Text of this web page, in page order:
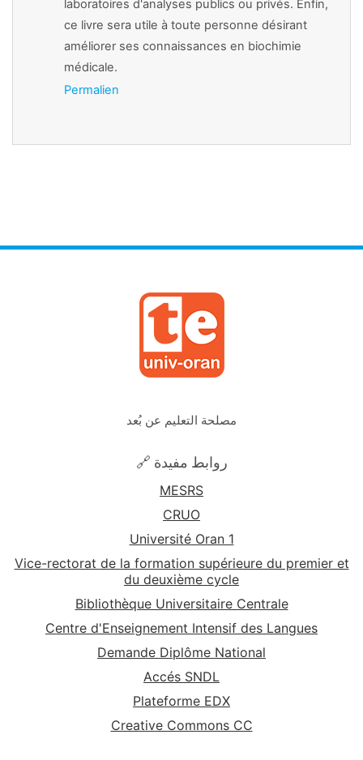
laboratoires d'analyses publics ou privés. Enfin,
ce livre sera utile à toute personne désirant
améliorer ses connaissances en biochimie
médicale.
Permalien
مصلحة التعليم عن بُعد
🔗 روابط مفيدة
MESRS
CRUO
Université Oran 1
Vice-rectorat de la formation supérieure du premier et
du deuxième cycle
Bibliothèque Universitaire Centrale
Centre d'Enseignement Intensif des Langues
Demande Diplôme National
Accés SNDL
Plateforme EDX
Creative Commons CC